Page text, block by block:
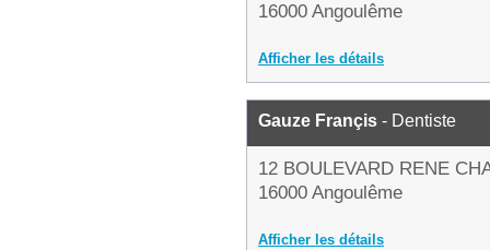
16000 Angoulême
Afficher les détails
Gauze Françis - Dentiste
12 BOULEVARD RENE
16000 Angoulême
Afficher les détails